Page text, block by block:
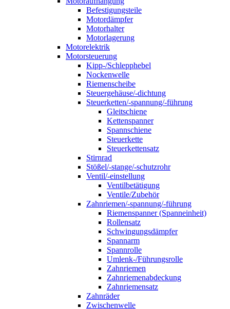
Befestigungsteile
Motordämpfer
Motorhalter
Motorlagerung
Motorelektrik
Motorsteuerung
Kipp-/Schlepphebel
Nockenwelle
Riemenscheibe
Steuergehäuse/-dichtung
Steuerketten/-spannung/-führung
Gleitschiene
Kettenspanner
Spannschiene
Steuerkette
Steuerkettensatz
Stirnrad
Stößel/-stange/-schutzrohr
Ventil/-einstellung
Ventilbetätigung
Ventile/Zubehör
Zahnriemen/-spannung/-führung
Riemenspanner (Spanneinheit)
Rollensatz
Schwingungsdämpfer
Spannarm
Spannrolle
Umlenk-/Führungsrolle
Zahnriemen
Zahnriemenabdeckung
Zahnriemensatz
Zahnräder
Zwischenwelle